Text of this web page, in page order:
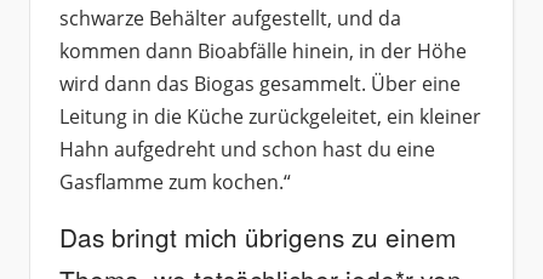
schwarze Behälter aufgestellt, und da
kommen dann Bioabfälle hinein, in der Höhe
wird dann das Biogas gesammelt. Über eine
Leitung in die Küche zurückgeleitet, ein kleiner
Hahn aufgedreht und schon hast du eine
Gasflamme zum kochen.“
Das bringt mich übrigens zu einem